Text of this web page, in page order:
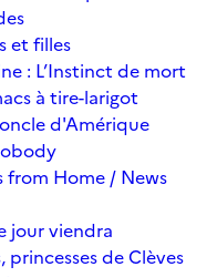
et filles
: L’Instinct de mort
à tire-larigot
d'Amérique
from Home / News
jour viendra
de Clèves